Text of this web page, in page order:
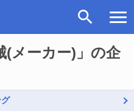
(メーカー)」の企